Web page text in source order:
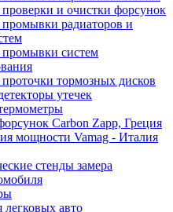
и очистки форсунок
промывки радиаторов и
промывки систем
тормозных дисков
утечек
Carbon Zapp, Греция
мощности Vamag - Италия
стенды замера
легковых авто